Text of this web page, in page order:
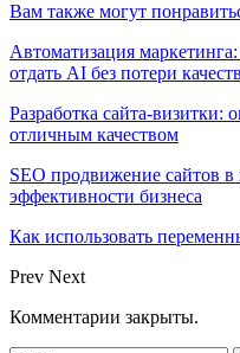
Вам также могут
Автоматизация
отдать AI без потери
Разработка сайта-визитки:
отличным качеством
SEO продвижение сайтов
эффективности бизнеса
Как использовать
Prev Next
Комментарии закрыты.